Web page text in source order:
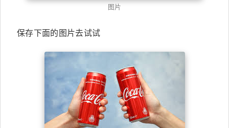
图片
保存下面的图片去试试